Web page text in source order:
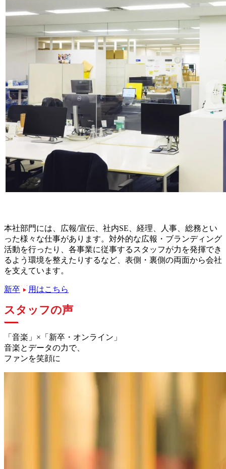
本社部門には、広報/宣伝、社内SE、経理、人事、総務とい
った様々な仕事があります。対外的な広報・ブランディング
活動を行ったり、各事業に従事するスタッフが力を発揮でき
るよう環境を整えたりするなど、表側・裏側の両面から会社
を支えています。
新卒採用はこちら
スタッフの声
「音楽」×「新卒・オンライン」
音楽とデータの力で、
ファンを笑顔に